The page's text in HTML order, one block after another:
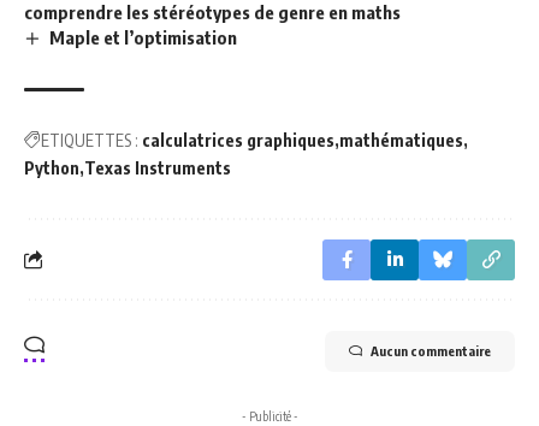
comprendre les stéréotypes de genre en maths
Maple et l’optimisation
ETIQUETTES : calculatrices graphiques mathématiques
Python Texas Instruments
Aucun commentaire
- Publicité -